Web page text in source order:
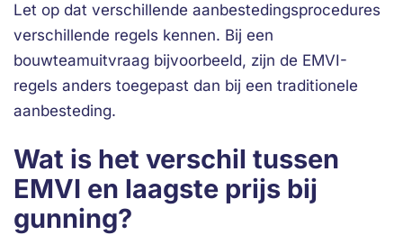
Let op dat verschillende aanbestedingsprocedures
verschillende regels kennen. Bij een
bouwteamuitvraag bijvoorbeeld, zijn de EMVI-
regels anders toegepast dan bij een traditionele
aanbesteding.
Wat is het verschil tussen
EMVI en laagste prijs bij
gunning?